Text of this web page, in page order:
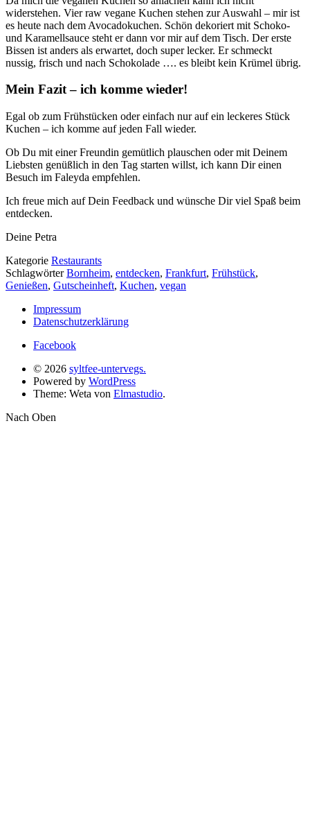
widerstehen. Vier raw vegane Kuchen stehen zur Auswahl – mir ist
es heute nach dem Avocadokuchen. Schön dekoriert mit Schoko-
und Karamellsauce steht er dann vor mir auf dem Tisch. Der erste
Bissen ist anders als erwartet, doch super lecker. Er schmeckt
nussig, frisch und nach Schokolade …. es bleibt kein Krümel übrig.
Mein Fazit – ich komme wieder!
Egal ob zum Frühstücken oder einfach nur auf ein leckeres Stück
Kuchen – ich komme auf jeden Fall wieder.
Ob Du mit einer Freundin gemütlich plauschen oder mit Deinem
Liebsten genüßlich in den Tag starten willst, ich kann Dir einen
Besuch im Faleyda empfehlen.
Ich freue mich auf Dein Feedback und wünsche Dir viel Spaß beim
entdecken.
Deine Petra
Kategorie Restaurants
SchlagwörterBornheim, entdecken, Frankfurt, Frühstück,
Genießen, Gutscheinheft, Kuchen, vegan
Impressum
Datenschutzerklärung
Facebook
© 2026 syltfee-untervegs.
Powered by WordPress
Theme: Weta von Elmastudio.
Nach Oben